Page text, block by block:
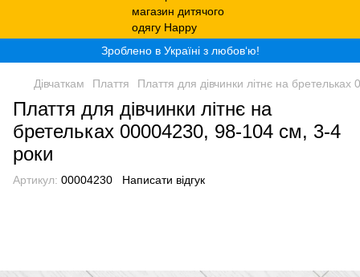
Зроблено в Україні з любов‘ю!
Дівчаткам Плаття Плаття для дівчинки літнє на
Плаття для дівчинки літнє на
бретельках 00004230, 98-104 см, 3-4
роки
Артикул: 00004230 Написати відгук